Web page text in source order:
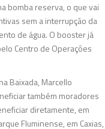
bomba reserva, o que vai
sem a interrupção da
de água. O booster já
Centro de Operações
Baixada, Marcello
também moradores
diretamente, em
Fluminense, em Caxias,